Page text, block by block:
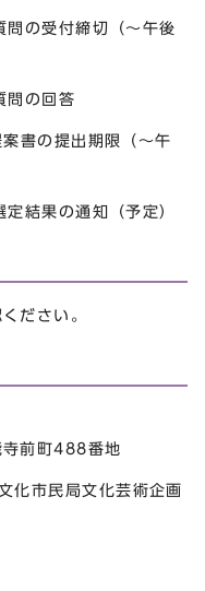
付締切（～午後
回答
提出期限（～午
の通知（予定）
ださい。
寺前町488番地
化市民局文化芸術企画